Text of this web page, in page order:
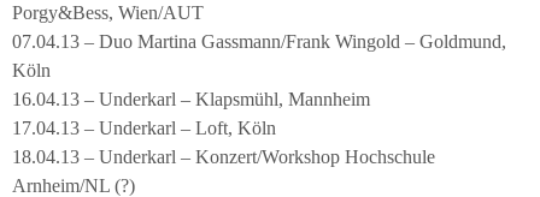
Porgy&Bess, Wien/AUT
07.04.13 – Duo Martina Gassmann/Frank Wingold – Goldmund,
Köln
16.04.13 – Underkarl – Klapsmühl, Mannheim
17.04.13 – Underkarl – Loft, Köln
18.04.13 – Underkarl – Konzert/Workshop Hochschule
Arnheim/NL (?)